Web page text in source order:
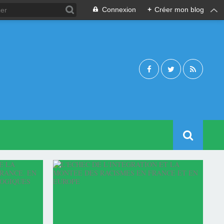
Connexion + Créer mon blog